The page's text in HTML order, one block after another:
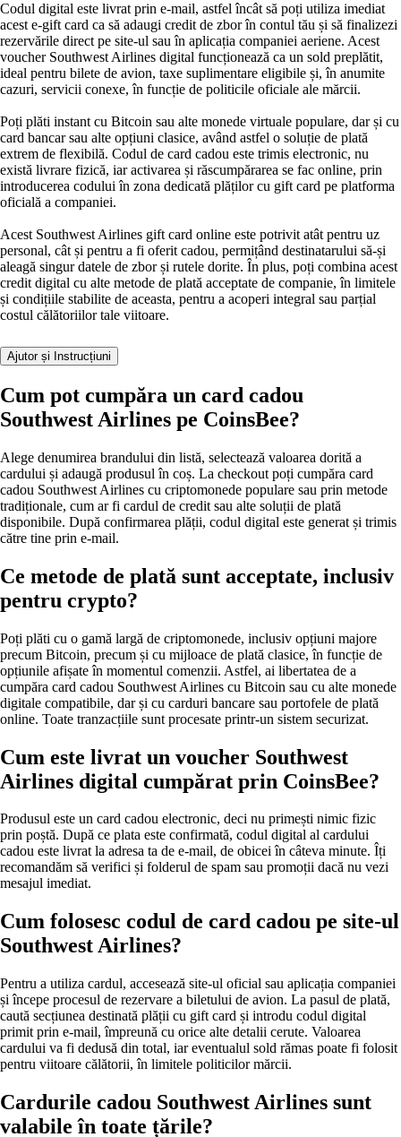
Codul digital este livrat prin e-mail, astfel încât să poți utiliza imediat
acest e-gift card ca să adaugi credit de zbor în contul tău și să finalizezi
rezervările direct pe site-ul sau în aplicația companiei aeriene. Acest
voucher Southwest Airlines digital funcționează ca un sold preplătit,
ideal pentru bilete de avion, taxe suplimentare eligibile și, în anumite
cazuri, servicii conexe, în funcție de politicile oficiale ale mărcii.
Poți plăti instant cu Bitcoin sau alte monede virtuale populare, dar și cu
card bancar sau alte opțiuni clasice, având astfel o soluție de plată
extrem de flexibilă. Codul de card cadou este trimis electronic, nu
există livrare fizică, iar activarea și răscumpărarea se fac online, prin
introducerea codului în zona dedicată plăților cu gift card pe platforma
oficială a companiei.
Acest Southwest Airlines gift card online este potrivit atât pentru uz
personal, cât și pentru a fi oferit cadou, permițând destinatarului să-și
aleagă singur datele de zbor și rutele dorite. În plus, poți combina acest
credit digital cu alte metode de plată acceptate de companie, în limitele
și condițiile stabilite de aceasta, pentru a acoperi integral sau parțial
costul călătoriilor tale viitoare.
Ajutor și Instrucțiuni
Cum pot cumpăra un card cadou
Southwest Airlines pe CoinsBee?
Alege denumirea brandului din listă, selectează valoarea dorită a
cardului și adaugă produsul în coș. La checkout poți cumpăra card
cadou Southwest Airlines cu criptomonede populare sau prin metode
tradiționale, cum ar fi cardul de credit sau alte soluții de plată
disponibile. După confirmarea plății, codul digital este generat și trimis
către tine prin e-mail.
Ce metode de plată sunt acceptate, inclusiv
pentru crypto?
Poți plăti cu o gamă largă de criptomonede, inclusiv opțiuni majore
precum Bitcoin, precum și cu mijloace de plată clasice, în funcție de
opțiunile afișate în momentul comenzii. Astfel, ai libertatea de a
cumpăra card cadou Southwest Airlines cu Bitcoin sau cu alte monede
digitale compatibile, dar și cu carduri bancare sau portofele de plată
online. Toate tranzacțiile sunt procesate printr-un sistem securizat.
Cum este livrat un voucher Southwest
Airlines digital cumpărat prin CoinsBee?
Produsul este un card cadou electronic, deci nu primești nimic fizic
prin poștă. După ce plata este confirmată, codul digital al cardului
cadou este livrat la adresa ta de e-mail, de obicei în câteva minute. Îți
recomandăm să verifici și folderul de spam sau promoții dacă nu vezi
mesajul imediat.
Cum folosesc codul de card cadou pe site-ul
Southwest Airlines?
Pentru a utiliza cardul, accesează site-ul oficial sau aplicația companiei
și începe procesul de rezervare a biletului de avion. La pasul de plată,
caută secțiunea destinată plății cu gift card și introdu codul digital
primit prin e-mail, împreună cu orice alte detalii cerute. Valoarea
cardului va fi dedusă din total, iar eventualul sold rămas poate fi folosit
pentru viitoare călătorii, în limitele politicilor mărcii.
Cardurile cadou Southwest Airlines sunt
valabile în toate țările?